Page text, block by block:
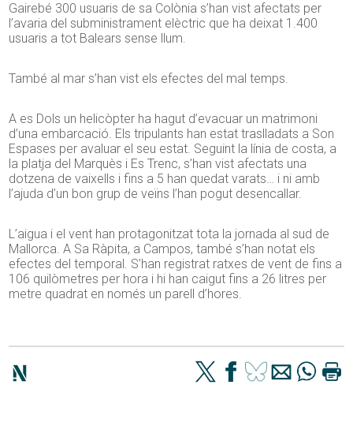
Gairebé 300 usuaris de sa Colònia s’han vist afectats per
l’avaria del subministrament elèctric que ha deixat 1.400
usuaris a tot Balears sense llum.
També al mar s’han vist els efectes del mal temps.
A es Dols un helicòpter ha hagut d’evacuar un matrimoni
d’una embarcació. Els tripulants han estat traslladats a Son
Espases per avaluar el seu estat. Seguint la línia de costa, a
la platja del Marquès i Es Trenc, s’han vist afectats una
dotzena de vaixells i fins a 5 han quedat varats… i ni amb
l’ajuda d’un bon grup de veïns l’han pogut desencallar.
L’aigua i el vent han protagonitzat tota la jornada al sud de
Mallorca. A Sa Ràpita, a Campos, també s’han notat els
efectes del temporal. S’han registrat ratxes de vent de fins a
106 quilòmetres per hora i hi han caigut fins a 26 litres per
metre quadrat en només un parell d’hores.